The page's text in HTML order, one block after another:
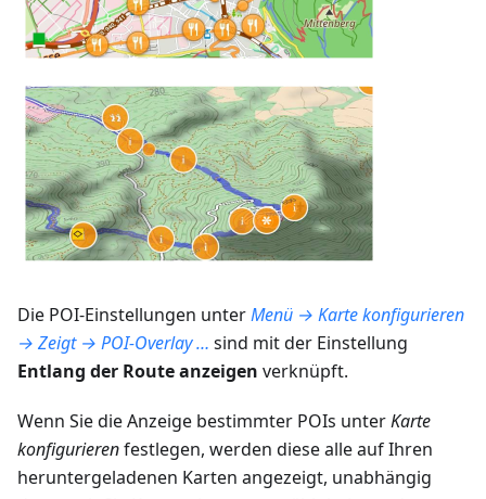
Die POI-Einstellungen unterMenü → Karte konfigurieren
→ Zeigt → POI-Overlay … sind mit der Einstellung
Entlang der Route anzeigen verknüpft.
Wenn Sie die Anzeige bestimmter POIs unterKarte
konfigurierenfestlegen, werden diese alle auf Ihren
heruntergeladenen Karten angezeigt, unabhängig